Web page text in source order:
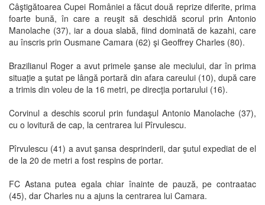
Câştigătoarea Cupei României a făcut două reprize diferite, prima
foarte bună, în care a reuşit să deschidă scorul prin Antonio
Manolache (37), iar a doua slabă, fiind dominată de kazahi, care
au înscris prin Ousmane Camara (62) şi Geoffrey Charles (80).
Brazilianul Roger a avut primele şanse ale meciului, dar în prima
situaţie a şutat pe lângă portară din afara careului (10), după care
a trimis din voleu de la 16 metri, pe direcţia portarului (16).
Corvinul a deschis scorul prin fundaşul Antonio Manolache (37),
cu o lovitură de cap, la centrarea lui Pîrvulescu.
Pîrvulescu (41) a avut şansa desprinderii, dar şutul expediat de el
de la 20 de metri a fost respins de portar.
FC Astana putea egala chiar înainte de pauză, pe contraatac
(45), dar Charles nu a ajuns la centrarea lui Camara.